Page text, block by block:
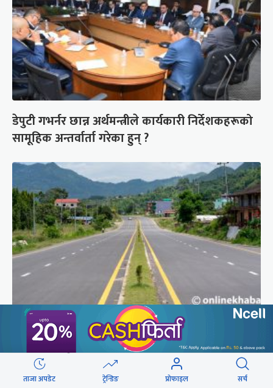
डेपुटी गभर्नर छान्न अर्थमन्त्रीले कार्यकारी निर्देशकहरूको
सामूहिक अन्तर्वार्ता गरेका हुन् ?
राजमार्ग दायाँबायाँका जग्गामा लाग्ने विकास कर ५
प्रतिशत बिन्दु बढाइँदै
ताजा अपडेट ट्रेन्डिङ प्रोफाइल सर्च